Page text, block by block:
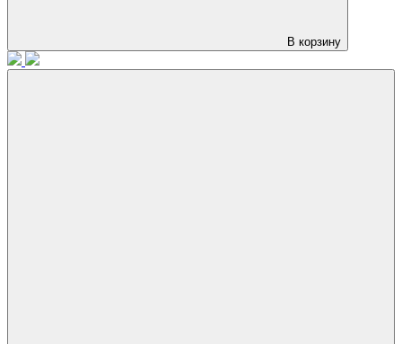
В корзину